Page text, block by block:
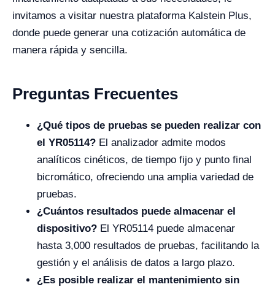
invitamos a visitar nuestra plataforma Kalstein Plus,
donde puede generar una cotización automática de
manera rápida y sencilla.
Preguntas Frecuentes
¿Qué tipos de pruebas se pueden realizar con
el YR05114? El analizador admite modos
analíticos cinéticos, de tiempo fijo y punto final
bicromático, ofreciendo una amplia variedad de
pruebas.
¿Cuántos resultados puede almacenar el
dispositivo? El YR05114 puede almacenar
hasta 3,000 resultados de pruebas, facilitando la
gestión y el análisis de datos a largo plazo.
¿Es posible realizar el mantenimiento sin